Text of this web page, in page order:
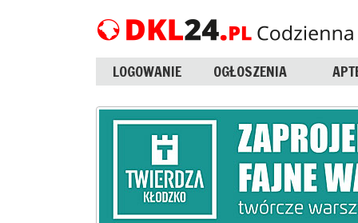
LOGOWANIE OGŁOSZENIA